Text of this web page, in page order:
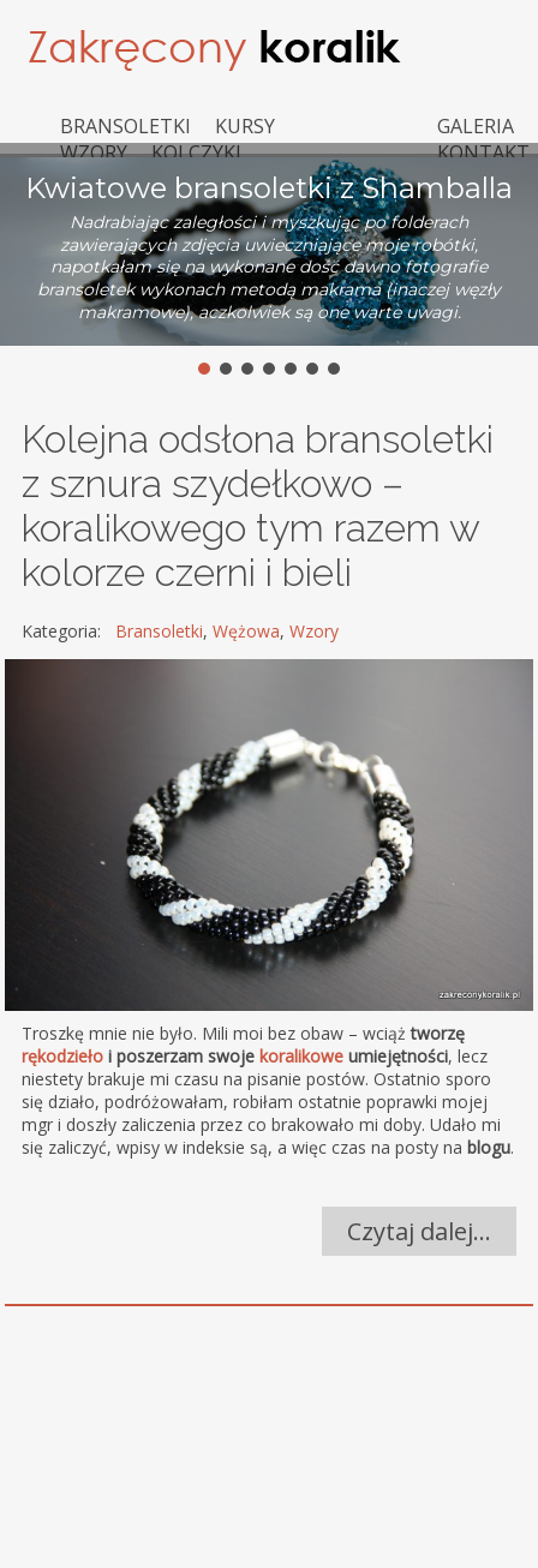
BRANSOLETKI
KURSY
WZORY
KOLCZYKI
DEKORACJE
PRZEPISY
POZOSTAŁE
GALERIA
KONTAKT
Sylwestrowa błyskotka – sznur
turecki z koralików
Dziś chciałabym przedstawić Wam moją propozycję
bransoletki sylwestrowej.
Kolejna odsłona bransoletki
z sznura szydełkowo –
koralikowego tym razem w
kolorze czerni i bieli
Kategoria: Bransoletki, Wężowa, Wzory
Troszkę mnie nie było. Mili moi bez obaw – wciążtworzę
rękodziełoi poszerzam swoje koralikoweumiejętności, lecz
niestety brakuje mi czasu na pisanie postów. Ostatnio sporo
się działo, podróżowałam, robiłam ostatnie poprawki mojej
mgr i doszły zaliczenia przez co brakowało mi doby. Udało mi
się zaliczyć, wpisy w indeksie są, a więc czas na posty na blogu.
Czytaj dalej…